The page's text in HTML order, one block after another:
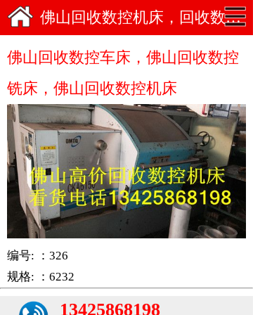
佛山回收数控机床，回收数控车床，回收数控铣床
佛山回收数控车床，佛山回收数控
铣床，佛山回收数控机床
编号: ：326
规格: ：6232
13425868198